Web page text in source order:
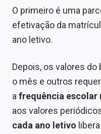
O primeiro é uma
efetivação da
ano letivo.
Depois, os valores
o mês e outros
a frequência escolar
aos valores
cada ano letivo